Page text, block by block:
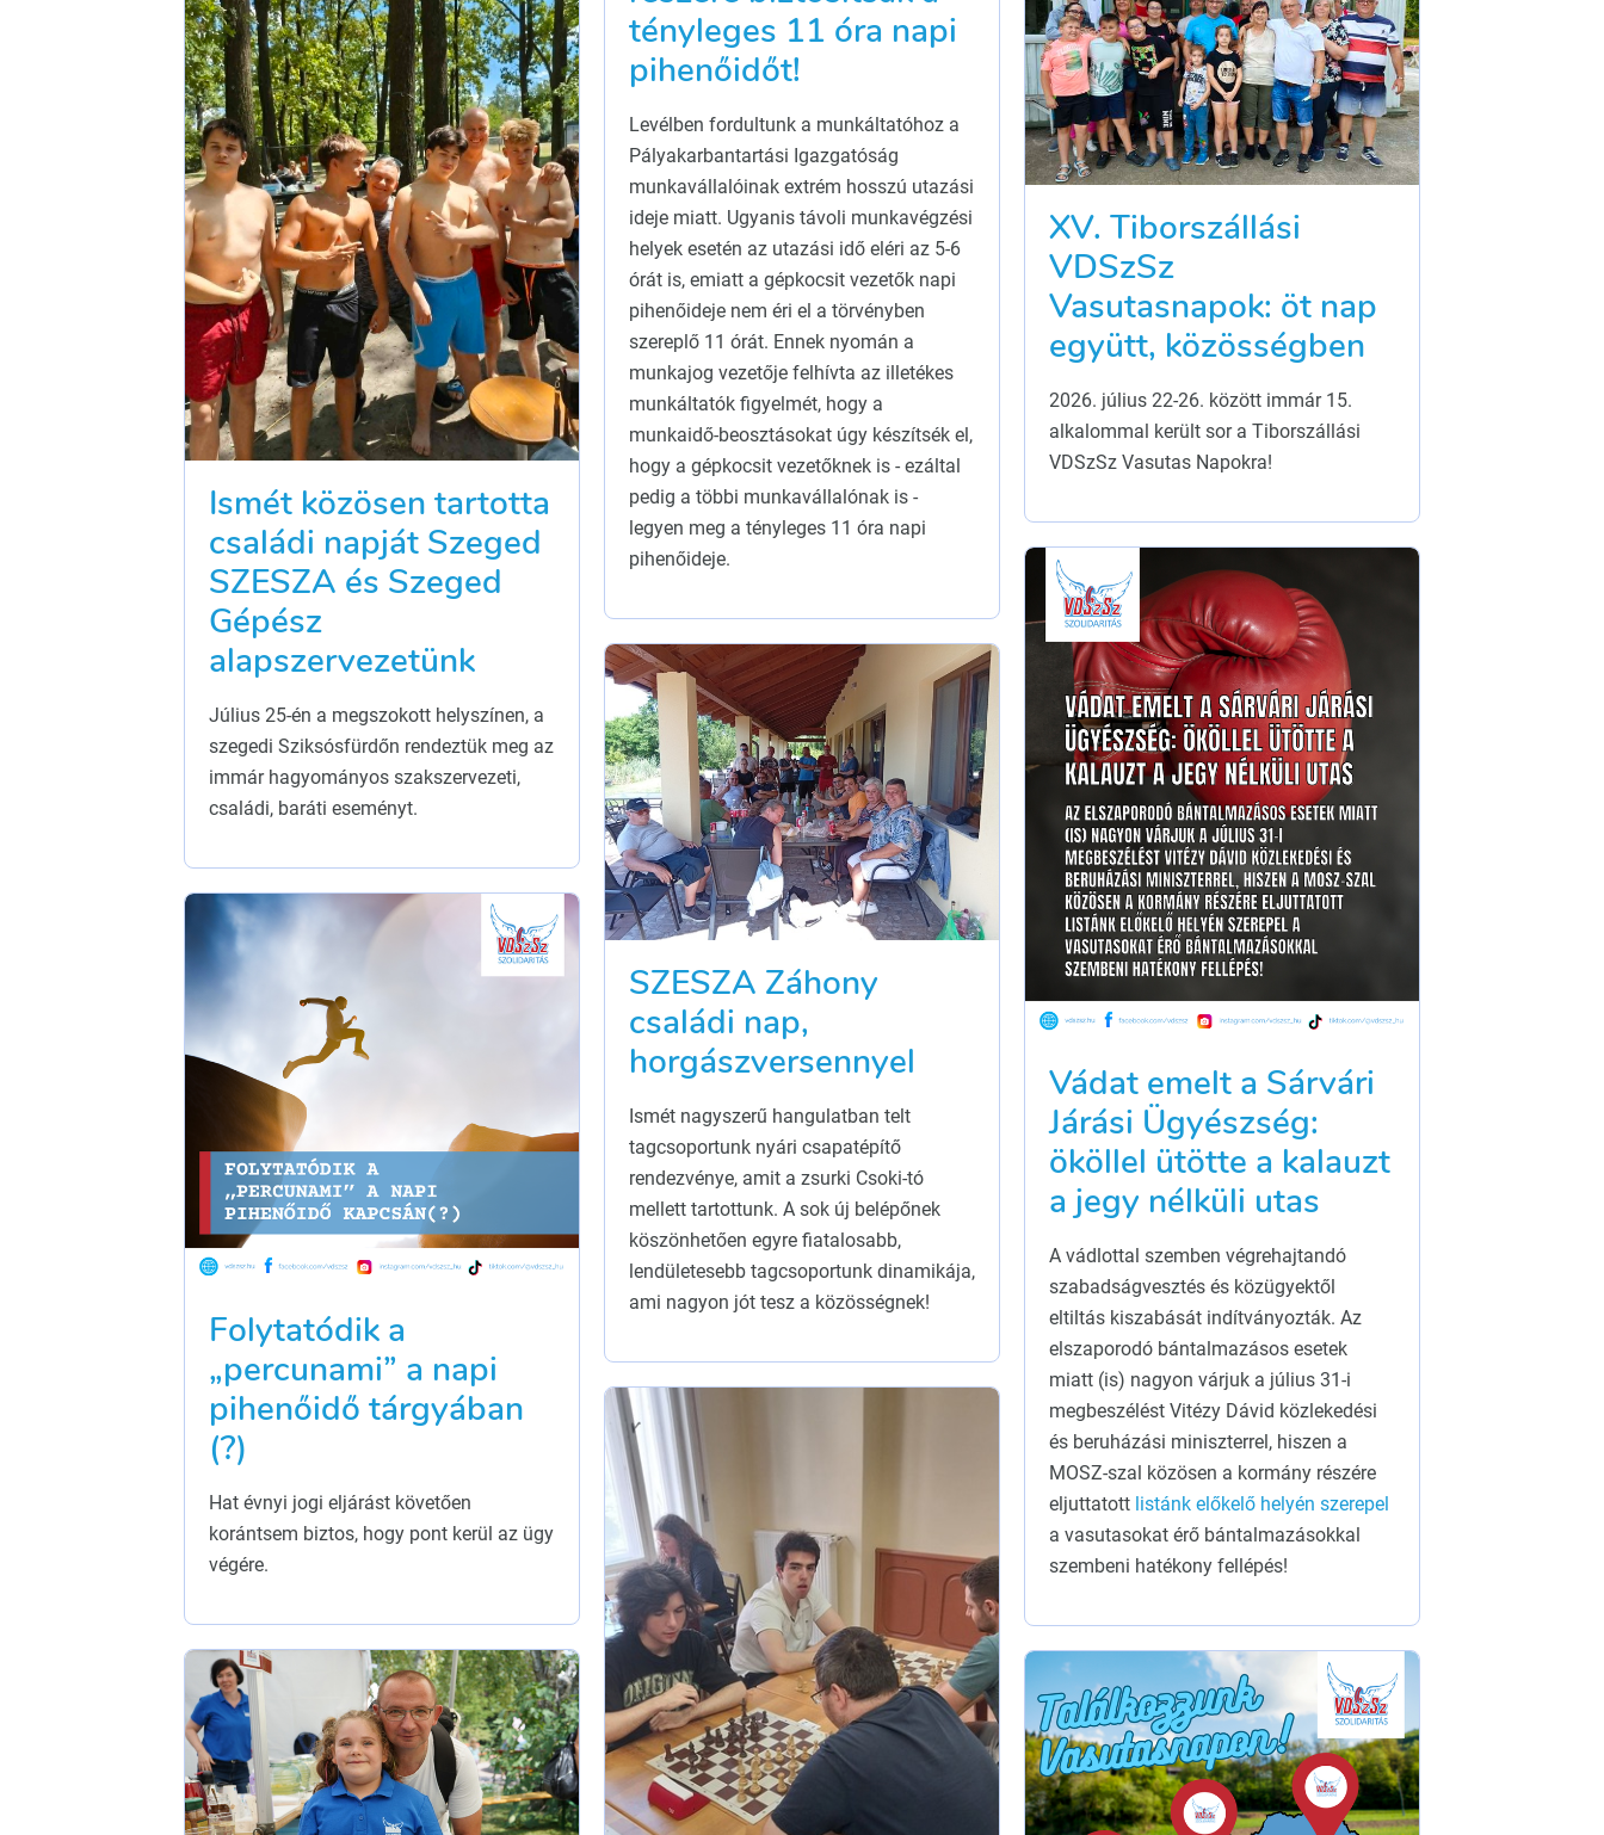
Ismét közösen tartotta
családi napját Szeged
SZESZA és Szeged
Gépész
alapszervezetünk
Július 25-én a megszokott helyszínen, a
szegedi Sziksósfürdőn rendeztük meg az
immár hagyományos szakszervezeti,
családi, baráti eseményt.
tényleges 11 óra napi
pihenőidőt!
Levélben fordultunk a munkáltatóhoz a
Pályakarbantartási Igazgatóság
munkavállalóinak extrém hosszú utazási
ideje miatt. Ugyanis távoli munkavégzési
helyek esetén az utazási idő eléri az 5-6
órát is, emiatt a gépkocsit vezetők napi
pihenőideje nem éri el a törvényben
szereplő 11 órát. Ennek nyomán a
munkajog vezetője felhívta az illetékes
munkáltatók figyelmét, hogy a
munkaidő-beosztásokat úgy készítsék el,
hogy a gépkocsit vezetőknek is - ezáltal
pedig a többi munkavállalónak is -
legyen meg a tényleges 11 óra napi
pihenőideje.
XV. Tiborszállási
VDSzSz
Vasutasnapok: öt nap
együtt, közösségben
2026. július 22-26. között immár 15.
alkalommal került sor a Tiborszállási
VDSzSz Vasutas Napokra!
Folytatódik a
„percunami” a napi
pihenőidő tárgyában
(?)
Hat évnyi jogi eljárást követően
korántsem biztos, hogy pont kerül az ügy
végére.
SZESZA Záhony
családi nap,
horgászversennyel
Ismét nagyszerű hangulatban telt
tagcsoportunk nyári csapatépítő
rendezvénye, amit a zsurki Csoki-tó
mellett tartottunk. A sok új belépőnek
köszönhetően egyre fiatalosabb,
lendületesebb tagcsoportunk dinamikája,
ami nagyon jót tesz a közösségnek!
Vádat emelt a Sárvári
Járási Ügyészség:
ököllel ütötte a kalauzt
a jegy nélküli utas
A vádlottal szemben végrehajtandó
szabadságvesztés és közügyektől
eltiltás kiszabását indítványozták. Az
elszaporodó bántalmazásos esetek
miatt (is) nagyon várjuk a július 31-i
megbeszélést Vitézy Dávid közlekedési
és beruházási miniszterrel, hiszen a
MOSZ-szal közösen a kormány részére
eljuttatott listánk előkelő helyén szerepel
a vasutasokat érő bántalmazásokkal
szembeni hatékony fellépés!